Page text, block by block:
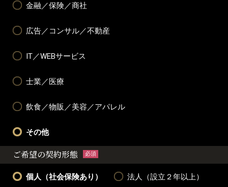
金融／保険／商社
広告／コンサル／不動産
IT／WEBサービス
士業／医療
飲食／物販／美容／アパレル
その他
ご希望の契約形態 必須
個人（社会保険あり） 法人（設立２年以上）